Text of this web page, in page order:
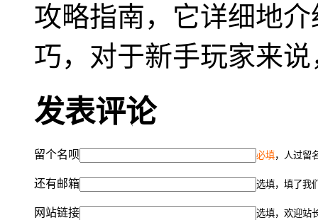
攻略指南，它详细地
巧，对于新手玩家来
发表评论
留个名呗 必填，人过留
还有邮箱 选填，填了我
网站链接 选填，欢迎站